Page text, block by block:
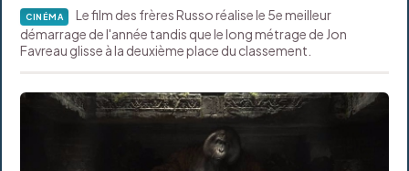
CINÉMA
Le film des frères Russo réalise le 5e meilleur
démarrage de l'année tandis que le long métrage de Jon
Favreau glisse à la deuxième place du classement.